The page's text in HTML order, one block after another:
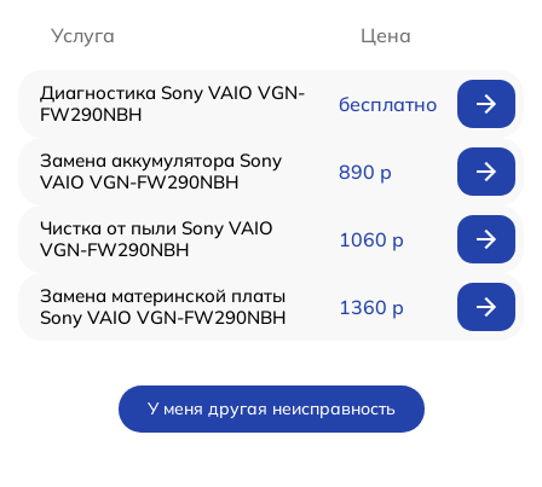
Услуга Цена
Диагностика Sony VAIO VGN-
FW290NBH
бесплатно
Замена аккумулятора Sony
VAIO VGN-FW290NBH
890 р
Чистка от пыли Sony VAIO
VGN-FW290NBH
1060 р
Замена материнской платы
Sony VAIO VGN-FW290NBH
1360 р
У меня другая неисправность